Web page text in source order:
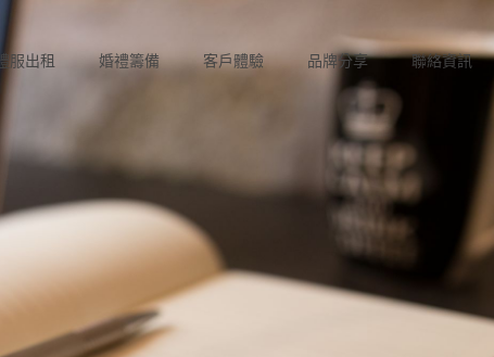
禮服出租 婚禮籌備 客戶體驗 品牌分享 聯絡資訊